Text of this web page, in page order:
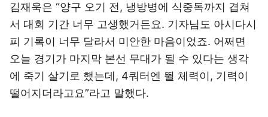
김재욱은 “양구 오기 전, 냉방병에 식중독까지 겹쳐
서 대회 기간 너무 고생했거든요. 기자님도 아시다시
피 기록이 너무 달라서 미안한 마음이었죠. 어쩌면
오늘 경기가 마지막 본선 무대가 될 수 있다는 생각
에 죽기 살기로 했는데, 4쿼터엔 뛸 체력이, 기력이
떨어지더라고요”라고 말했다.